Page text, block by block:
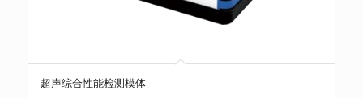
超声综合性能检测模体